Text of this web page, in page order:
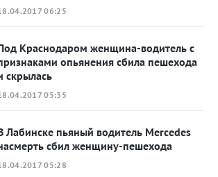
06:25
Краснодаром женщина-водитель с
опьянения сбила пешехода
скрылась
05:35
Лабинске пьяный водитель Mercedes
сбил женщину-пешехода
05:28